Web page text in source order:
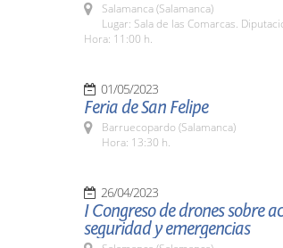
Salamanca (Salamanca)
Lugar: Sala de las Comarcas.
Hora: 11:00 h.
01/05/2023
Feria de San Felipe
Barruecopardo (Salamanca)
Hora: 13:30 h.
26/04/2023
I Congreso de drones sobre
seguridad y emergencias